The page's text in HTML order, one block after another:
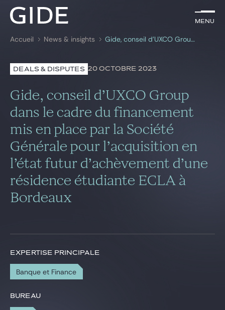
Menu
Rechercher par mots-clés
Menu
Avocats
Expertises
Global
News & insights
Notre cabinet
Contact
Accueil News & insights Gide, conseil d’UXCO Group dans le cadre du financement mis en place par la Société Générale pour l’acquisition en l’état futur d’achèvement d’une résidence étudiante ECLA à Bordeaux
DEALS & DISPUTES 20 OCTOBRE 2023
Gide, conseil d’UXCO Group
dans le cadre du financement
mis en place par la Société
Générale pour l’acquisition en
l’état futur d’achèvement d’une
résidence étudiante ECLA à
Bordeaux
EXPERTISE PRINCIPALE
Banque et Finance
BUREAU